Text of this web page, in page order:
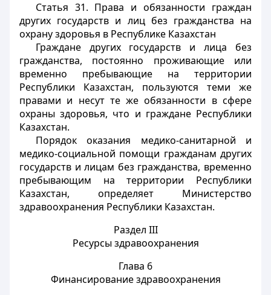
Статья 31. Права и обязанности граждан
других государств и лиц без гражданства на
охрану здоровья в Республике Казахстан
Граждане других государств и лица без
гражданства, постоянно проживающие или
временно пребывающие на территории
Республики Казахстан, пользуются теми же
правами и несут те же обязанности в сфере
охраны здоровья, что и граждане Республики
Казахстан.
Порядок оказания медико-санитарной и
медико-социальной помощи гражданам других
государств и лицам без гражданства, временно
пребывающим на территории Республики
Казахстан, определяет Министерство
здравоохранения Республики Казахстан.
Раздел III
Ресурсы здравоохранения
Глава 6
Финансирование здравоохранения